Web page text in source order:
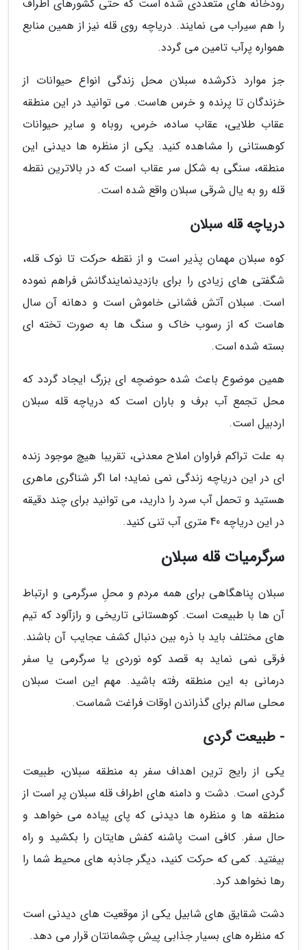
رودخانه های متعددی شده است که حتی کشورهای اطراف
را هم سیراب می نمایند. دریاچه روی قله نیز از همین منابع
همواره پرآب تامین می گردد.
جز موارد ذکرشده سبلان محل زندگی انواع حیوانات از
خزندگان تا پرنده و خرس هاست. می توانید در این منطقه
عقاب طلایی، عقاب ساده، خرس، روباه و سایر حیوانات
کوهستانی را مشاهده کنید. یکی از منظره ها دیدنی این
منطقه، سنگی به شکل سر عقاب است که در بالاترین نقطه
قله رو به یال شرقی سبلان واقع شده است.
دریاچه قله سبلان
کوه سبلان مهمان پذیر است و از نقطه حرکت تا نوک قله،
شگفتی های زیادی را برای بازدیدنمایندگانش فراهم نموده
است. سبلان آتش فشانی خاموش است و دهانه آن سال
هاست که از رسوب خاک و سنگ ها به صورت تخته ای
بسته شده است.
همین موضوع باعث شده حوضچه ای بزرگ ایجاد گردد که
محل تجمع آب برف و باران است که دریاچه قله سبلان
اردبیل است.
به علت تراکم فراوان املاح معدنی، تقریبا هیچ موجود زنده
ای در این دریاچه زندگی نمی نماید؛ اما اگر شناگری ماهری
هستید و تحمل آب سرد را دارید، می توانید برای چند دقیقه
در این دریاچه 40 متری آب تنی کنید.
سرگرمیات قله سبلان
سبلان پناهگاهی برای همه مردم و محلِ سرگرمی و ارتباط
آن ها با طبیعت است. کوهستانی تاریخی و رازآلود که تیم
های مختلف باید با ذره بین دنبال کشف عجایب آن باشند.
فرقی نمی نماید به قصد کوه نوردی یا سرگرمی یا سفر
درمانی به این منطقه رفته باشید. مهم این است سبلان
محلی سالم برای گذراندن اوقات فراغت شماست.
- طبیعت گردی
یکی از رایج ترین اهداف سفر به منطقه سبلان، طبیعت
گردی است. دشت و دامنه های اطراف قله سبلان پر است از
منطقه ها و منظره ها دیدنی که پای پیاده می خواهد و
حال سفر. کافی است پاشنه کفش هایتان را بکشید و راه
بیفتید. کمی که حرکت کنید، دیگر جاذبه های محیط شما را
رها نخواهد کرد.
دشت شقایق های شابیل یکی از موقعیت های دیدنی است
که منظره های بسیار جذابی پیش چشمانتان قرار می دهد.